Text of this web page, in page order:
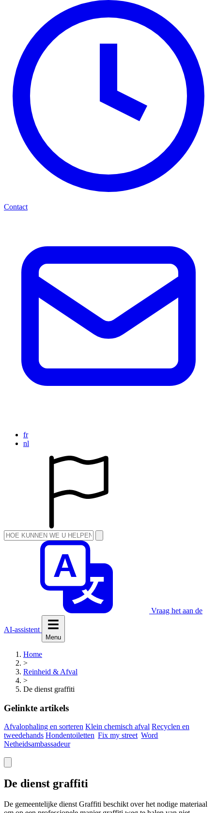
Contact
fr
nl
Vraag het aan de
AI-assistent
Menu
Home
>
Reinheid & Afval
>
De dienst graffiti
Gelinkte artikels
Afvalophaling en sorteren Klein chemisch afval Recyclen en
tweedehands Hondentoiletten Fix mystreet Word
Netheidsambassadeur
De dienst graffiti
De gemeentelijke dienst Graffiti beschikt over het nodige materiaal